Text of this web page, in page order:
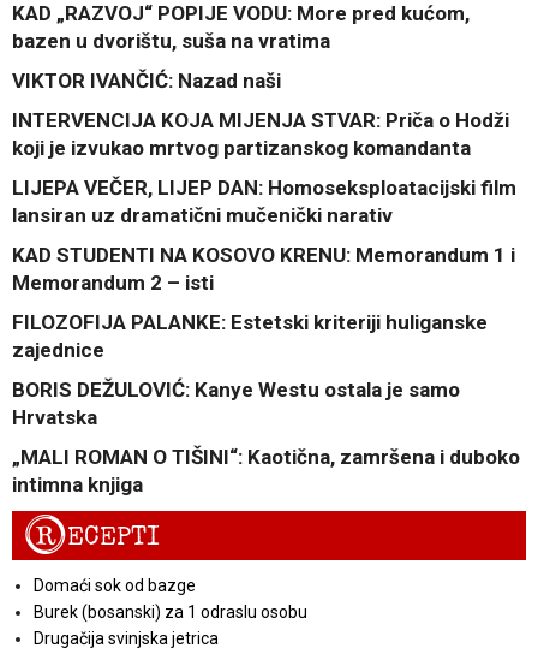
KAD „RAZVOJ“ POPIJE VODU: More pred kućom,
bazen u dvorištu, suša na vratima
VIKTOR IVANČIĆ: Nazad naši
INTERVENCIJA KOJA MIJENJA STVAR: Priča o Hodži
koji je izvukao mrtvog partizanskog komandanta
LIJEPA VEČER, LIJEP DAN: Homoseksploatacijski film
lansiran uz dramatični mučenički narativ
KAD STUDENTI NA KOSOVO KRENU: Memorandum 1 i
Memorandum 2 – isti
FILOZOFIJA PALANKE: Estetski kriteriji huliganske
zajednice
BORIS DEŽULOVIĆ: Kanye Westu ostala je samo
Hrvatska
„MALI ROMAN O TIŠINI“: Kaotična, zamršena i duboko
intimna knjiga
RECEPTI
Domaći sok od bazge
Burek (bosanski) za 1 odraslu osobu
Drugačija svinjska jetrica